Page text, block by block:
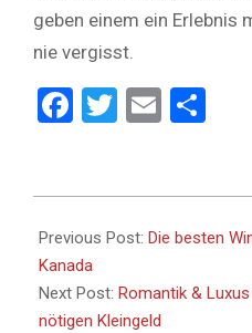
geben einem ein Erlebnis
nie vergisst.
Facebook
Twitter
Email
10-
09
Previous Post: Die besten
Kanada
Next Post: Romantik &
nötigen Kleingeld